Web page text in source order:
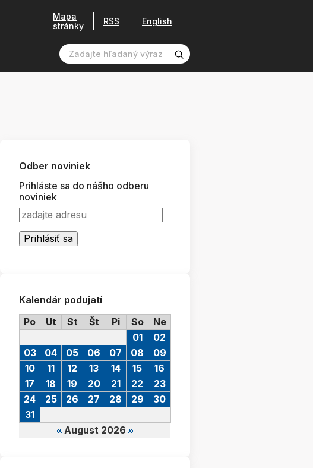
Mapa
stránky
RSS English
Odber noviniek
Prihláste sa do nášho odberu
noviniek
Kalendár podujatí
Po
Ut St Št Pi So Ne
August 2026
01
02
03
04 05 06 07 08
09
10
11 12 13 14 15
16
17
18 19 20 21 22
23
24
25 26 27 28 29
30
31